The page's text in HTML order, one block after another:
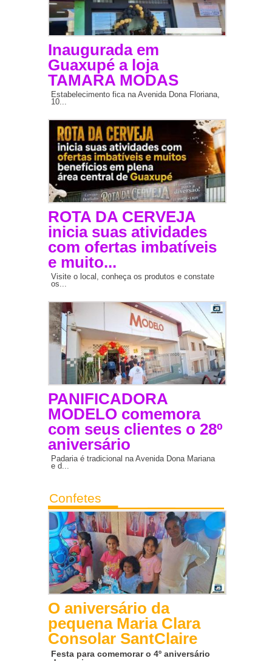
Inaugurada em
Guaxupé a loja
TAMARA MODAS
Estabelecimento fica na Avenida Dona Floriana,
10...
ROTA DA CERVEJA
inicia suas atividades
com ofertas imbatíveis
e muito...
Visite o local, conheça os produtos e constate
os...
PANIFICADORA
MODELO comemora
com seus clientes o 28º
aniversário
Padaria é tradicional na Avenida Dona Mariana
e d...
Confetes
O aniversário da
pequena Maria Clara
Consolar SantClaire
Festa para comemorar o 4º aniversário